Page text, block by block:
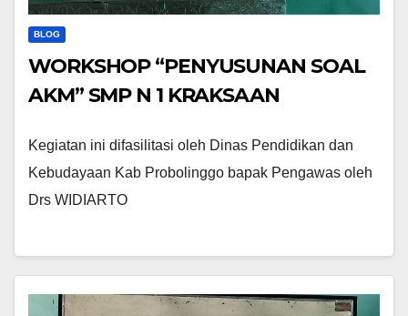
BLOG
WORKSHOP “PENYUSUNAN SOAL
AKM” SMP N 1 KRAKSAAN
Kegiatan ini difasilitasi oleh Dinas Pendidikan dan
Kebudayaan Kab Probolinggo bapak Pengawas oleh
Drs WIDIARTO